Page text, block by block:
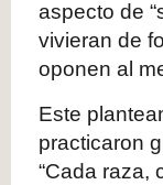
aspecto de
vivieran de
oponen al
Este
practicaron
“Cada raza,